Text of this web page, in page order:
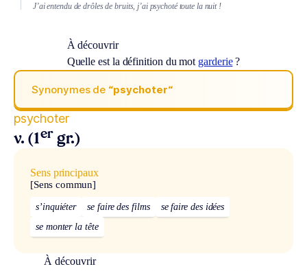
J’ai entendu de drôles de bruits, j’ai psychoté toute la nuit !
À découvrir
Quelle est la définition du mot garderie?
Synonymes de “psychoter“
psychoter
v. (1er gr.)
Sens principaux
[Sens commun]
s’inquiéter se faire des films
se faire des idées
se monter la tête
À découvrir